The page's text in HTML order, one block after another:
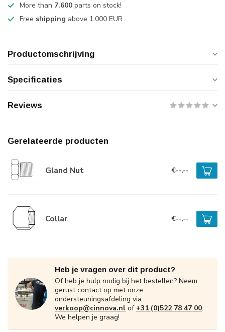
More than 7.600 parts on stock!
Free shipping above 1.000 EUR
Productomschrijving
Specificaties
Reviews
Gerelateerde producten
Gland Nut €--,--
Collar €--,--
Heb je vragen over dit product?
Of heb je hulp nodig bij het bestellen? Neem
gerust contact op met onze
ondersteuningsafdeling via
verkoop@cinnova.nl of +31 (0)522 78 47 00.
We helpen je graag!